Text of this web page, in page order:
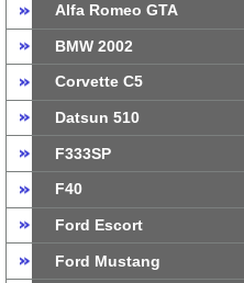
Alfa Romeo GTA
BMW 2002
Corvette C5
Datsun 510
F333SP
F40
Ford Escort
Ford Mustang